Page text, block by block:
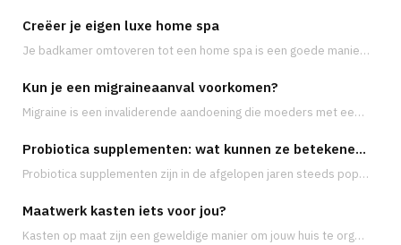
Creëer je eigen luxe home spa
Je badkamer omtoveren tot een home spa is een goede manier om te ontsnappen aan…
Kun je een migraineaanval voorkomen?
Migraine is een invaliderende aandoening die moeders met een druk leven vaak treft op de…
Probiotica supplementen: wat kunnen ze betekenen voor je gezondheid?
Probiotica supplementen zijn in de afgelopen jaren steeds populairder geworden, met name vanwege de groeiende…
Maatwerk kasten iets voor jou?
Kasten op maat zijn een geweldige manier om jouw huis te organiseren en meer opbergruimte…